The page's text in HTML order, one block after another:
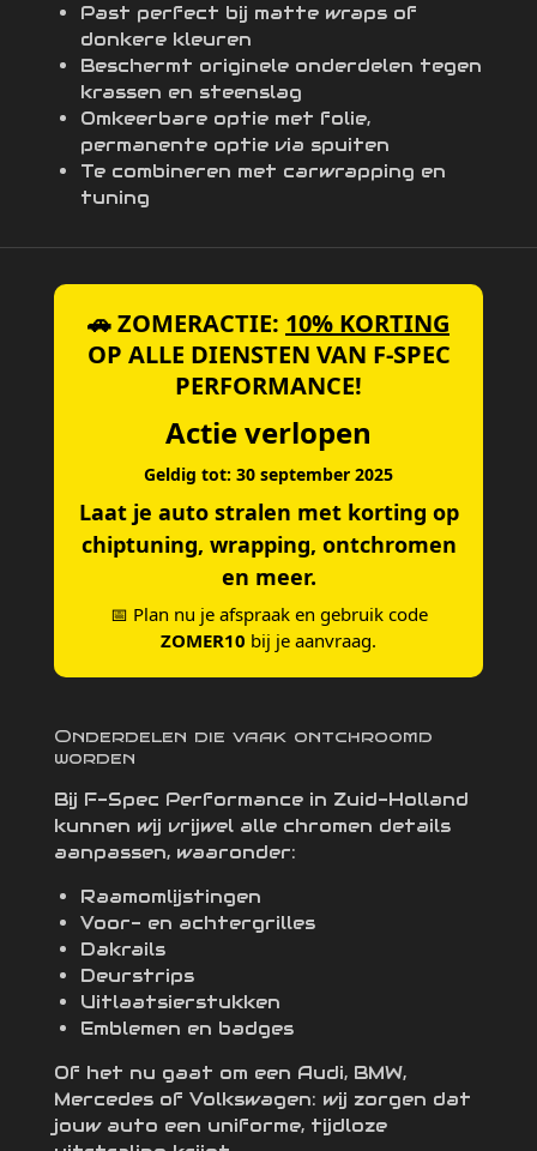
Past perfect bij matte wraps of
donkere kleuren
Beschermt originele onderdelen tegen
krassen en steenslag
Omkeerbare optie met folie,
permanente optie via spuiten
Te combineren met carwrapping en
tuning
🚗 ZOMERACTIE: 10% KORTING
OP ALLE DIENSTEN VAN F-SPEC
PERFORMANCE!
Actie verlopen
Geldig tot: 30 september 2025
Laat je auto stralen met korting op
chiptuning, wrapping, ontchromen
en meer.
📅 Plan nu je afspraak en gebruik code
ZOMER10 bij je aanvraag.
Onderdelen die vaak ontchroomd
worden
Bij F-Spec Performance in Zuid-Holland
kunnen wij vrijwel alle chromen details
aanpassen, waaronder:
Raamomlijstingen
Voor- en achtergrilles
Dakrails
Deurstrips
Uitlaatsierstukken
Emblemen en badges
Of het nu gaat om een Audi, BMW,
Mercedes of Volkswagen: wij zorgen dat
jouw auto een uniforme, tijdloze